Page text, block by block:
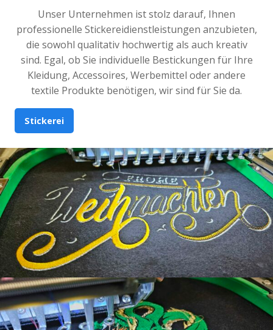
Unser Unternehmen ist stolz darauf, Ihnen
professionelle Stickereidienstleistungen anzubieten,
die sowohl qualitativ hochwertig als auch kreativ
sind. Egal, ob Sie individuelle Bestickungen für Ihre
Kleidung, Accessoires, Werbemittel oder andere
textile Produkte benötigen, wir sind für Sie da.
Stickerei